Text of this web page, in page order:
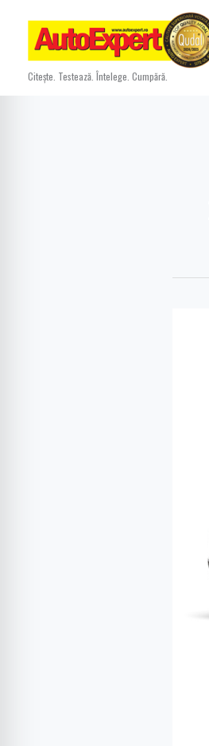
content
Citește. Testează. Întelege. Cumpără.